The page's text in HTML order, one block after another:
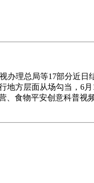
理总局等17部分近日
方层面从场勾当，6
食物平安创意科普视